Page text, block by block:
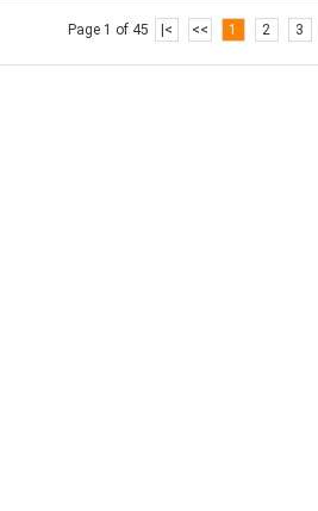
Page 1 of 45 |< << 1 2 3